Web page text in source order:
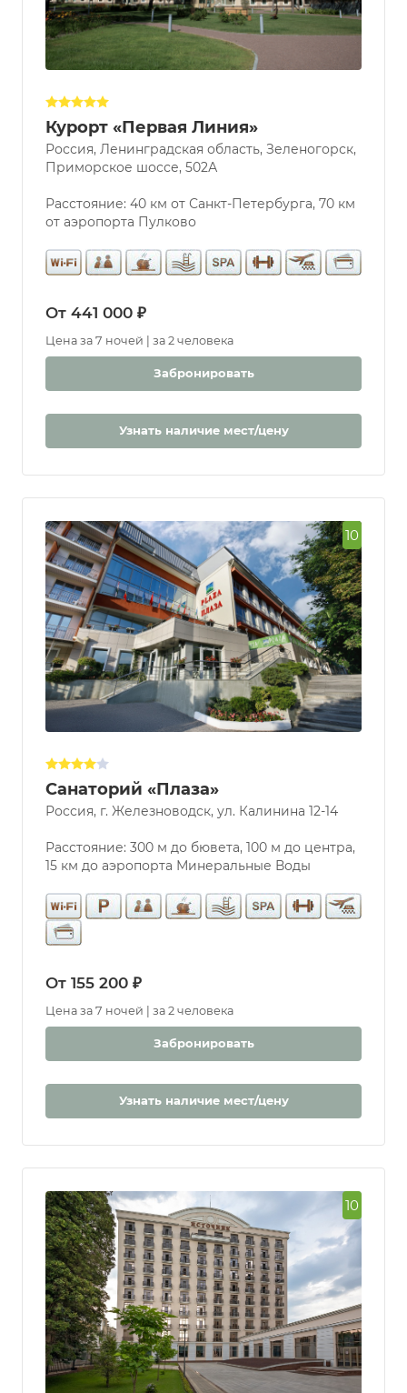
Курорт «Первая Линия»
Россия, Ленинградская область, Зеленогорск,
Приморское шоссе, 502А
Расстояние: 40 км от Санкт-Петербурга, 70 км
от аэропорта Пулково
От 441 000 ₽
Цена за 7 ночей | за 2 человека
Забронировать
Узнать наличие мест/цену
10
Санаторий «Плаза»
Россия, г. Железноводск, ул. Калинина 12-14
Расстояние: 300 м до бювета, 100 м до центра,
15 км до аэропорта Минеральные Воды
От 155 200 ₽
Цена за 7 ночей | за 2 человека
Забронировать
Узнать наличие мест/цену
10